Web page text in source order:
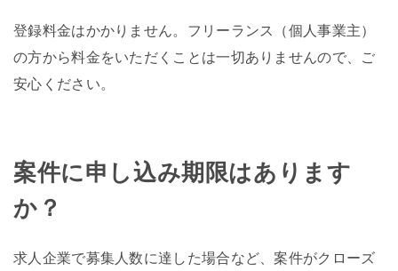
登録料金はかかりません。フリーランス（個人事業主）
の方から料金をいただくことは一切ありませんので、ご
安心ください。
案件に申し込み期限はあります
か？
求人企業で募集人数に達した場合など、案件がクローズ